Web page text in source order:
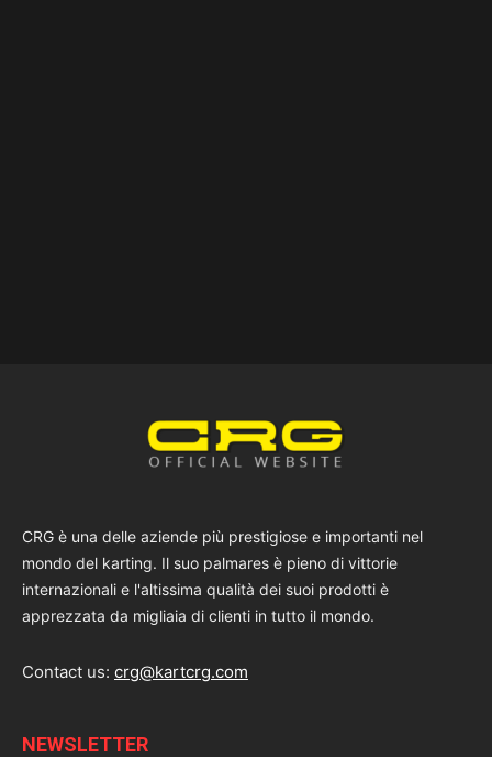
CRG è una delle aziende più prestigiose e importanti nel
mondo del karting. Il suo palmares è pieno di vittorie
internazionali e l'altissima qualità dei suoi prodotti è
apprezzata da migliaia di clienti in tutto il mondo.
Contact us: crg@kartcrg.com
NEWSLETTER